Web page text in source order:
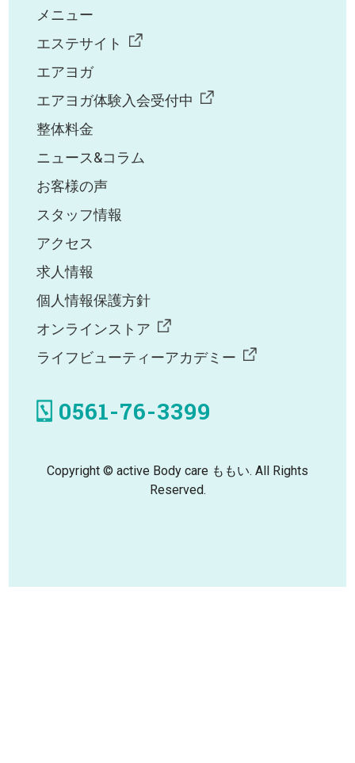
メニュー
エステサイト
エアヨガ
エアヨガ体験入会受付中
整体料金
ニュース&コラム
お客様の声
スタッフ情報
アクセス
求人情報
個人情報保護方針
オンラインストア
ライフビューティーアカデミー
0561-76-3399
Copyright © active Body care ももい. All Rights
Reserved.